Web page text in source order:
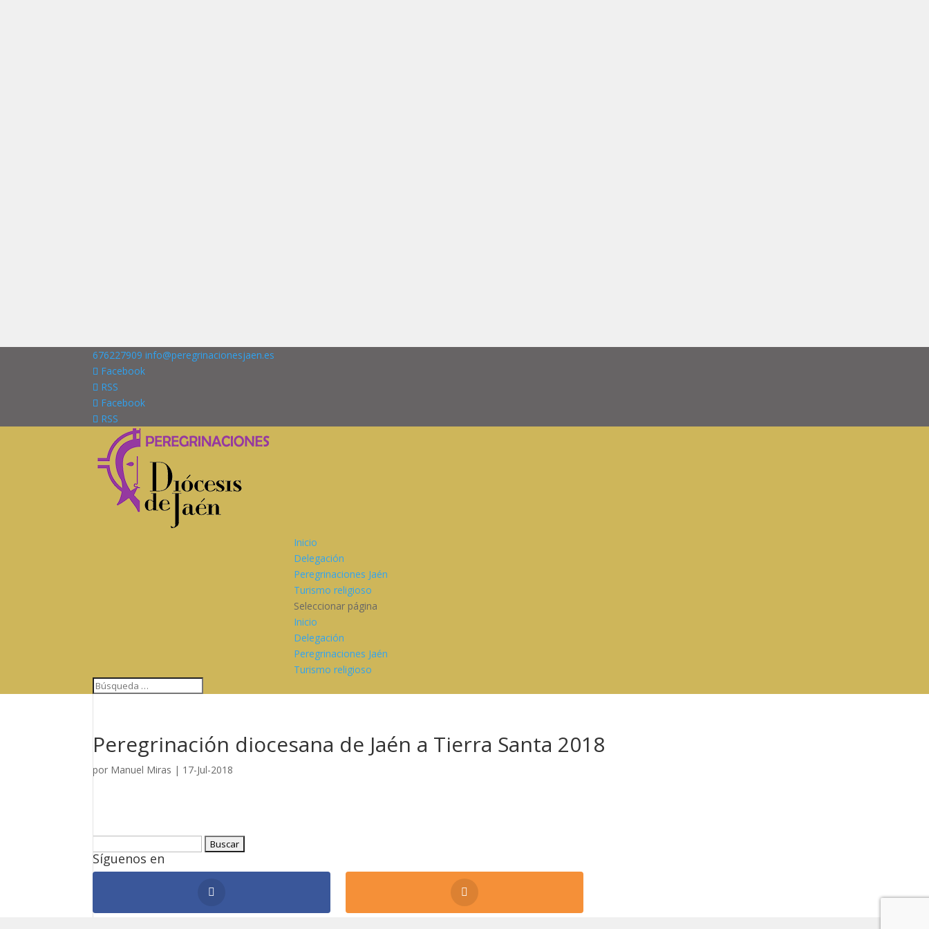
676227909 info@peregrinacionesjaen.es
Facebook
RSS
Facebook
RSS
Inicio
Delegación
Peregrinaciones Jaén
Turismo religioso
Seleccionar página
Inicio
Delegación
Peregrinaciones Jaén
Turismo religioso
Peregrinación diocesana de Jaén a Tierra Santa 2018
por Manuel Miras | 17-Jul-2018
Síguenos en